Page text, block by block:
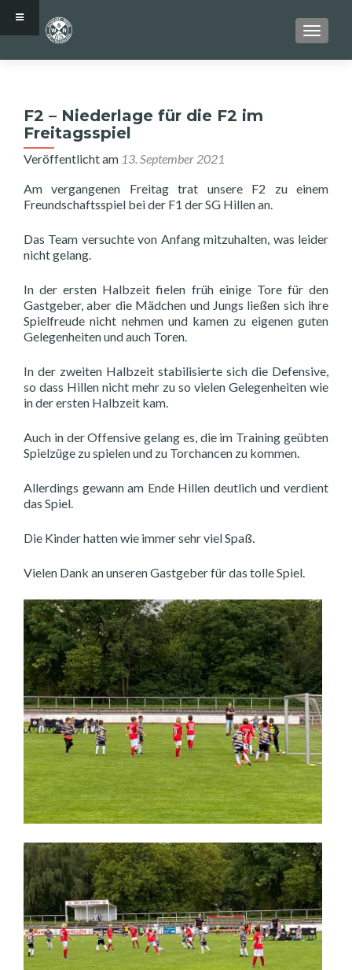
F2 – Niederlage für die F2 im
Freitagsspiel
Veröffentlicht am 13. September 2021
Am vergangenen Freitag trat unsere F2 zu einem
Freundschaftsspiel bei der F1 der SG Hillen an.
Das Team versuchte von Anfang mitzuhalten, was leider
nicht gelang.
In der ersten Halbzeit fielen früh einige Tore für den
Gastgeber, aber die Mädchen und Jungs ließen sich ihre
Spielfreude nicht nehmen und kamen zu eigenen guten
Gelegenheiten und auch Toren.
In der zweiten Halbzeit stabilisierte sich die Defensive,
so dass Hillen nicht mehr zu so vielen Gelegenheiten wie
in der ersten Halbzeit kam.
Auch in der Offensive gelang es, die im Training geübten
Spielzüge zu spielen und zu Torchancen zu kommen.
Allerdings gewann am Ende Hillen deutlich und verdient
das Spiel.
Die Kinder hatten wie immer sehr viel Spaß.
Vielen Dank an unseren Gastgeber für das tolle Spiel.